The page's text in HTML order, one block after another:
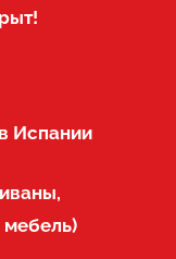
Испании
мебель)